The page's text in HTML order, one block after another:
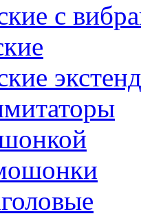
с